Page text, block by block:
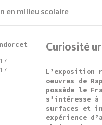
en milieu scolaire
Curiosité
oeuvres de
possède le
s’intéresse
surfaces et
expérience
-